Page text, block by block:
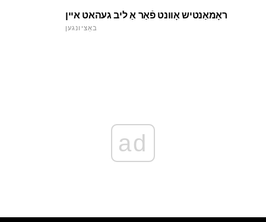
ראָמאַנטיש אָוונט פֿאַר אַ ליב געהאט איין
באַציונגען
ad